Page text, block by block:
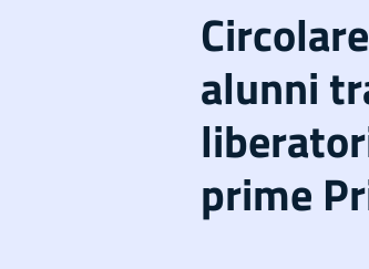
alunni
prime